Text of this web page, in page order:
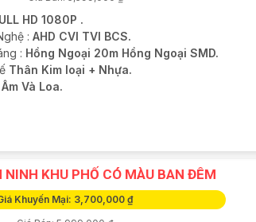
HD 1080P .
: AHD CVI TVI BCS.
: Hồng Ngoại 20m Hồng Ngoại SMD.
Thân Kim loại + Nhựa.
Và Loa.
NINH KHU PHỐ CÓ MÀU BAN ĐÊM
Khuyến Mại: 3,700,000 ₫